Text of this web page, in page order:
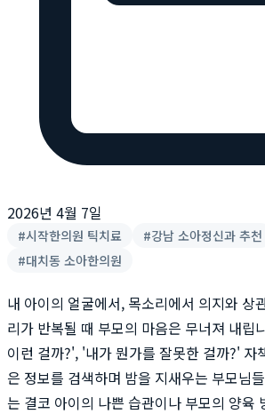
2026년 4월 7일
#시작한의원 틱치료 #강남 소아정신과 추천
#대치동 소아한의원
내 아이의 얼굴에서, 목소리에서 의지와 상
리가 반복될 때 부모의 마음은 무너져 내립
이런 걸까?', '내가 뭔가를 잘못한 걸까?' 자
은 정보를 검색하며 밤을 지새우는 부모님
는 결코 아이의 나쁜 습관이나 부모의 양육